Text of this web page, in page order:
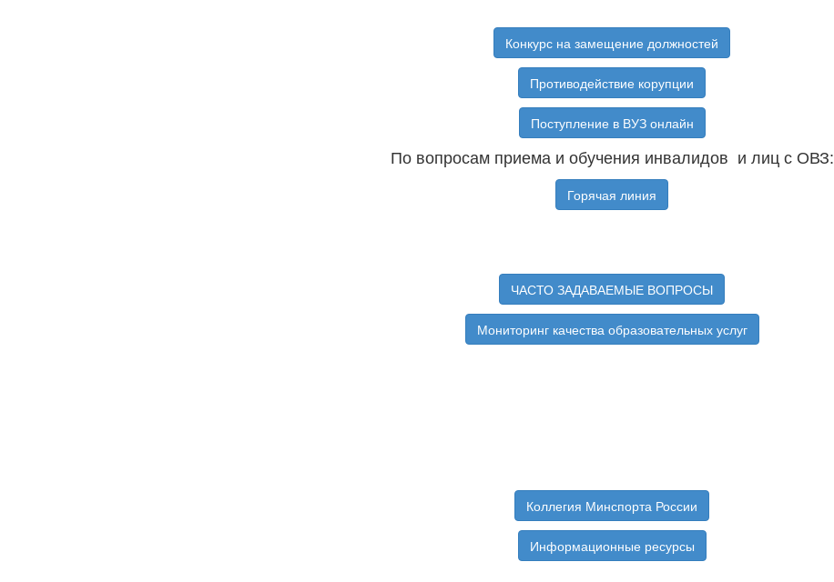
Конкурс на замещение должностей
Противодействие корупции
Поступление в ВУЗ онлайн
По вопросам приема и обучения инвалидов и лиц с ОВЗ:
Горячая линия
ЧАСТО ЗАДАВАЕМЫЕ ВОПРОСЫ
Мониторинг качества образовательных услуг
Коллегия Минспорта России
Информационные ресурсы